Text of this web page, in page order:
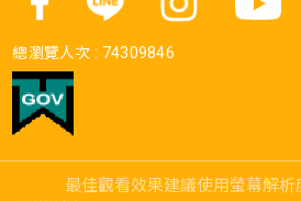
總瀏覽人次 : 74309846
最佳觀看效果建議使用螢幕解析